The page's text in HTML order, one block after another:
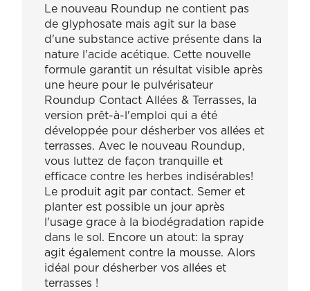
Le nouveau Roundup ne contient pas
de glyphosate mais agit sur la base
d'une substance active présente dans la
nature l'acide acétique. Cette nouvelle
formule garantit un résultat visible après
une heure pour le pulvérisateur
Roundup Contact Allées & Terrasses, la
version prêt-à-l'emploi qui a été
développée pour désherber vos allées et
terrasses. Avec le nouveau Roundup,
vous luttez de façon tranquille et
efficace contre les herbes indisérables!
Le produit agit par contact. Semer et
planter est possible un jour après
l'usage grace à la biodégradation rapide
dans le sol. Encore un atout: la spray
agit également contre la mousse. Alors
idéal pour désherber vos allées et
terrasses !